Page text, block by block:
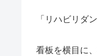
「リハビリダ
看板を横目に